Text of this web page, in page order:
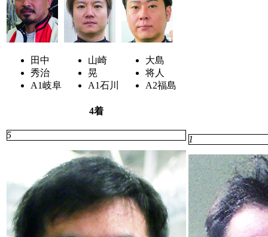
田中
秀治
A1岐阜
山崎
晃
A1石川
大島
将人
A2福島
4着
5 1